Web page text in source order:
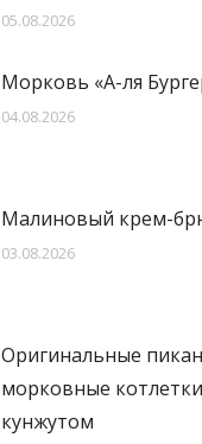
05.08.2026
Морковь «А-ля
04.08.2026
Малиновый крем-
03.08.2026
Оригинальные
морковные
кунжутом